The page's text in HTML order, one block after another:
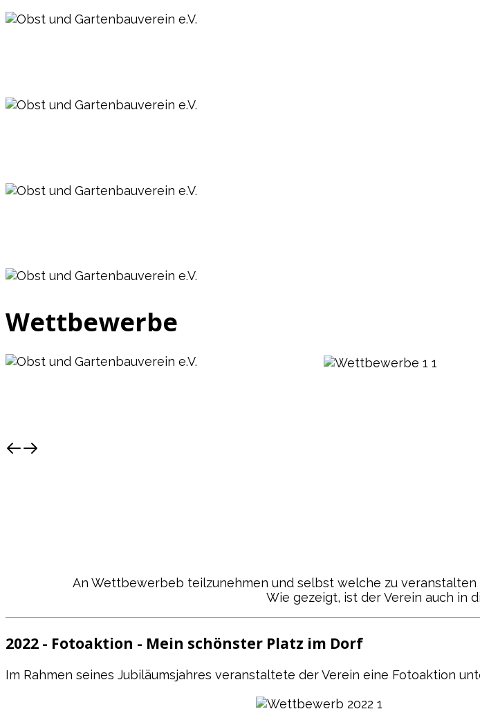
Obst und Gartenbauverein e.V.
Wettbewerbe
An Wettbewerbeb teilzunehmen und selbst welche zu
Wie gezeigt, ist der Verein auch in
2022 - Fotoaktion - Mein schönster Platz im Dorf
Im Rahmen seines Jubiläumsjahres veranstaltete der Verein eine Fotoaktion